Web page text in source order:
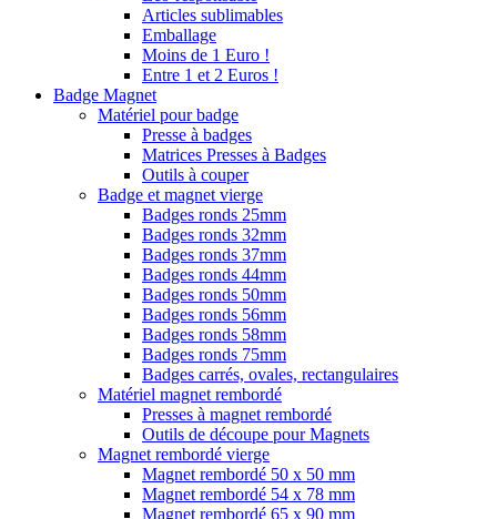
Articles sublimables
Emballage
Moins de 1 Euro !
Entre 1 et 2 Euros !
Badge Magnet
Matériel pour badge
Presse à badges
Matrices Presses à Badges
Outils à couper
Badge et magnet vierge
Badges ronds 25mm
Badges ronds 32mm
Badges ronds 37mm
Badges ronds 44mm
Badges ronds 50mm
Badges ronds 56mm
Badges ronds 58mm
Badges ronds 75mm
Badges carrés, ovales, rectangulaires
Matériel magnet rembordé
Presses à magnet rembordé
Outils de découpe pour Magnets
Magnet rembordé vierge
Magnet rembordé 50 x 50 mm
Magnet rembordé 54 x 78 mm
Magnet rembordé 65 x 90 mm